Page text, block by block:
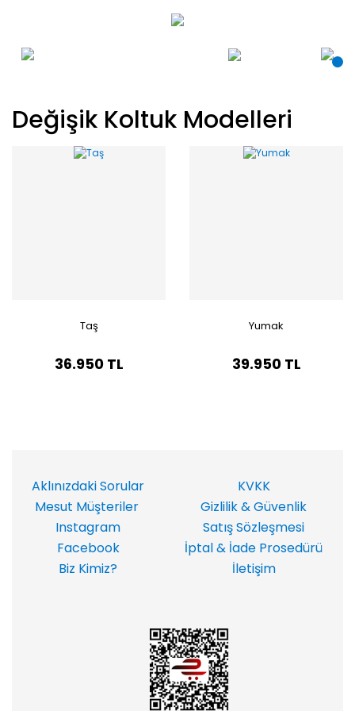
Değişik Koltuk Modelleri
Taş
36.950 TL
Yumak
39.950 TL
Aklınızdaki Sorular
KVKK
Mesut Müşteriler
Gizlilik & Güvenlik
Instagram
Satış Sözleşmesi
Facebook
İptal & İade Prosedürü
Biz Kimiz?
İletişim